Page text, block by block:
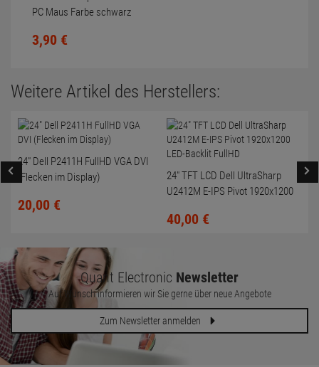
PC Maus Farbe schwarz
3,90 €
Weitere Artikel des Herstellers:
24" Dell P2411H FullHD VGA DVI
(Flecken im Display)
20,00 €
24" TFT LCD Dell UltraSharp
U2412M E-IPS Pivot 1920x1200
40,00 €
Quant Electronic Newsletter
Auf Wunsch informieren wir Sie gerne über neue Angebote
Zum Newsletter anmelden